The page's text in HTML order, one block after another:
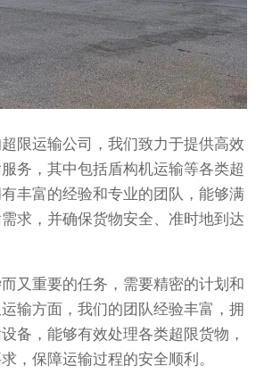
限运输公司，我们致力于提供高效
务，其中包括盾构机运输等各类超
丰富的经验和专业的团队，能够满
求，并确保货物安全、准时地到达
又重要的任务，需要精密的计划和
输方面，我们的团队经验丰富，拥
备，能够有效处理各类超限货物，
，保障运输过程的安全顺利。